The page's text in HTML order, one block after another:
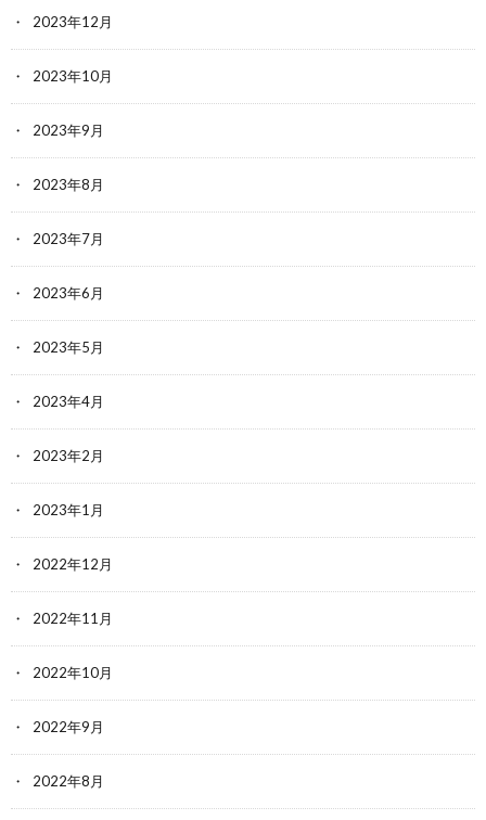
2023年12月
2023年10月
2023年9月
2023年8月
2023年7月
2023年6月
2023年5月
2023年4月
2023年2月
2023年1月
2022年12月
2022年11月
2022年10月
2022年9月
2022年8月